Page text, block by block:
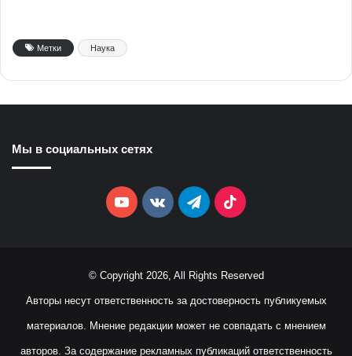
Метки Наука
Мы в социальных сетях
YouTubevk.comTelegramTikTok
© Copyright 2026, All Rights Reserved
Авторы несут ответственность за достоверность публикуемых
материалов. Мнение редакции может не совпадать с мнением
авторов. За содержание рекламных публикаций ответственность